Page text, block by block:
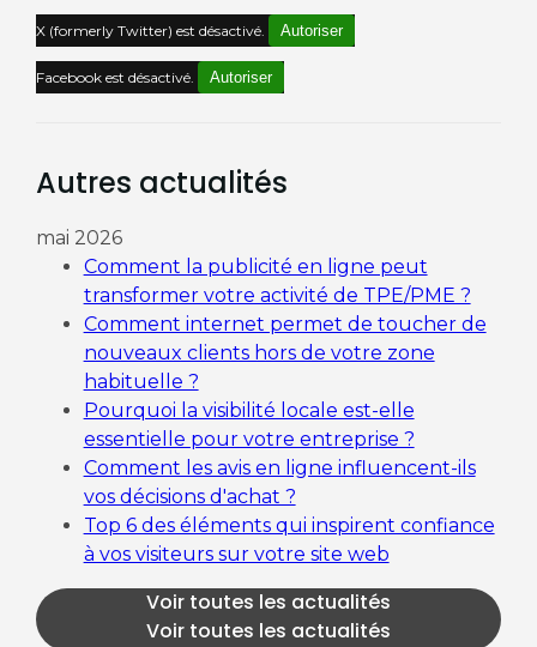
X (formerly Twitter) est désactivé. Autoriser
Facebook est désactivé. Autoriser
Autres actualités
mai 2026
Comment la publicité en ligne peut
transformer votre activité de TPE/PME ?
Comment internet permet de toucher de
nouveaux clients hors de votre zone
habituelle ?
Pourquoi la visibilité locale est-elle
essentielle pour votre entreprise ?
Comment les avis en ligne influencent-ils
vos décisions d'achat ?
Top 6 des éléments qui inspirent confiance
à vos visiteurs sur votre site web
Voir toutes les actualités
Voir toutes les actualités